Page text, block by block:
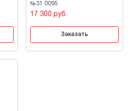
№31 0095
17 300 руб.
Заказать